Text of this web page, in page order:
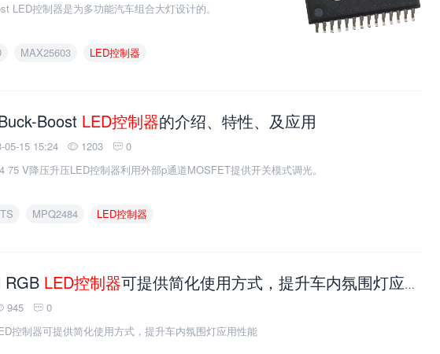
LED控制器是为多功能汽车组合大灯设计的。
MAX25603 LED控制器
Boost LED控制器的介绍、特性、及应用
05-15 15:24 1203
0
75 V降压升压LED控制器利用外部p通道MOSFET提供开关模式调光。
MPQ2484 LED控制器
RGB LED控制器可提供简化使用方式，提升车内氛围灯应用性能
945
0
控制器可提供简化使用方式，提升车内氛围灯应用性能